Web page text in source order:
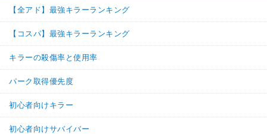
【全アド】最強キラーランキング
【コスパ】最強キラーランキング
キラーの殺傷率と使用率
パーク取得優先度
初心者向けキラー
初心者向けサバイバー